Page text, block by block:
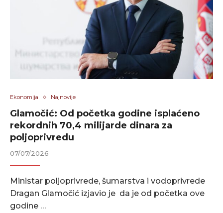
Ekonomija Najnovije
Glamočić: Od početka godine isplaćeno
rekordnih 70,4 milijarde dinara za
poljoprivredu
07/07/2026
Ministar poljoprivrede, šumarstva i vodoprivrede
Dragan Glamočić izjavio je da je od početka ove
godine …